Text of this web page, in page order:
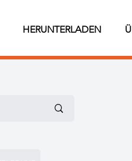
HERUNTERLADEN